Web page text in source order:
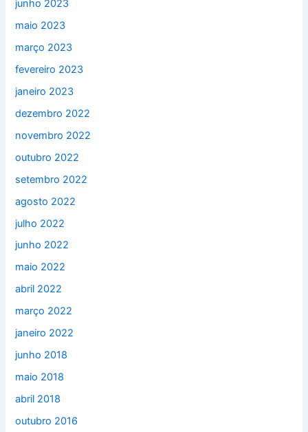
junho 2023
maio 2023
março 2023
fevereiro 2023
janeiro 2023
dezembro 2022
novembro 2022
outubro 2022
setembro 2022
agosto 2022
julho 2022
junho 2022
maio 2022
abril 2022
março 2022
janeiro 2022
junho 2018
maio 2018
abril 2018
outubro 2016